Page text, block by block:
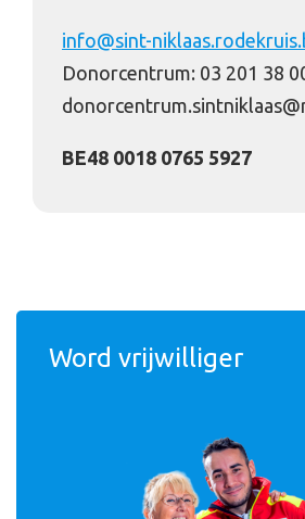
info@sint-
Donorcentrum: 03 201 38
BE48 0018 0765 5927
Word vrijwilliger